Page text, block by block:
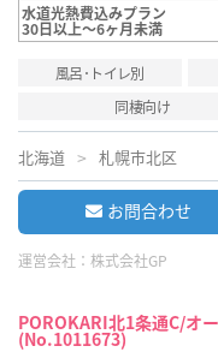
水道光熱費込みプラン
30日以上～6ヶ月未満
風呂･トイレ別
同棲向け
北海道 札幌市北区
お問合わせ
運営会社： 株式会社GP
POROKARI北1条通C/オ
(No.1011673)